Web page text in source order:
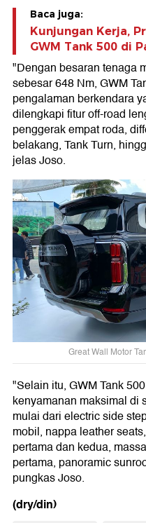
Baca juga:
Kunjungan Kerja,
GWM Tank 500 di
"Dengan besaran tenaga
sebesar 648 Nm, GWM
pengalaman berkendara
dilengkapi fitur off-road
penggerak empat roda,
belakang, Tank Turn,
jelas Joso.
Great Wall Motor
"Selain itu, GWM Tank
kenyamanan maksimal di
mulai dari electric side
mobil, nappa leather
pertama dan kedua,
pertama, panoramic
pungkas Joso.
(dry/din)